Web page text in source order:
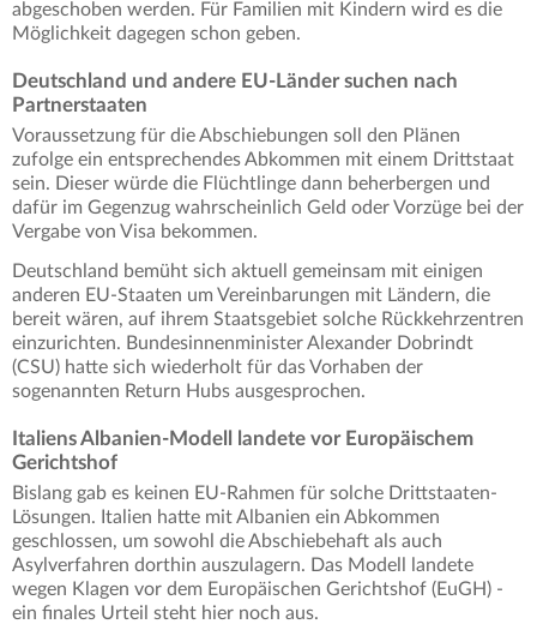
abgeschoben werden. Für Familien mit Kindern wird es die
Möglichkeit dagegen schon geben.
Deutschland und andere EU-Länder suchen nach
Partnerstaaten
Voraussetzung für die Abschiebungen soll den Plänen
zufolge ein entsprechendes Abkommen mit einem Drittstaat
sein. Dieser würde die Flüchtlinge dann beherbergen und
dafür im Gegenzug wahrscheinlich Geld oder Vorzüge bei der
Vergabe von Visa bekommen.
Deutschland bemüht sich aktuell gemeinsam mit einigen
anderen EU-Staaten um Vereinbarungen mit Ländern, die
bereit wären, auf ihrem Staatsgebiet solche Rückkehrzentren
einzurichten. Bundesinnenminister Alexander Dobrindt
(CSU) hatte sich wiederholt für das Vorhaben der
sogenannten Return Hubs ausgesprochen.
Italiens Albanien-Modell landete vor Europäischem
Gerichtshof
Bislang gab es keinen EU-Rahmen für solche Drittstaaten-
Lösungen. Italien hatte mit Albanien ein Abkommen
geschlossen, um sowohl die Abschiebehaft als auch
Asylverfahren dorthin auszulagern. Das Modell landete
wegen Klagen vor dem Europäischen Gerichtshof (EuGH) -
ein finales Urteil steht hier noch aus.